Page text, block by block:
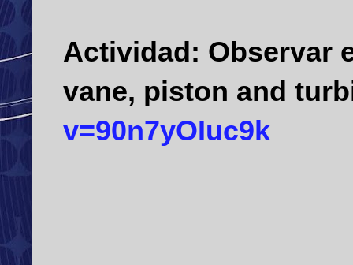
Actividad: Observar
vane, piston and
v=90n7yOIuc9k